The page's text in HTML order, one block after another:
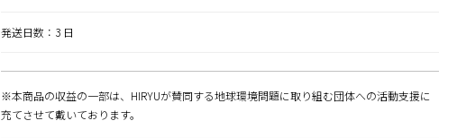
発送日数：3 日
※本商品の収益の一部は、HIRYUが賛同する地球環境問題に取り組む団体への活動支援に
充てさせて戴いております。